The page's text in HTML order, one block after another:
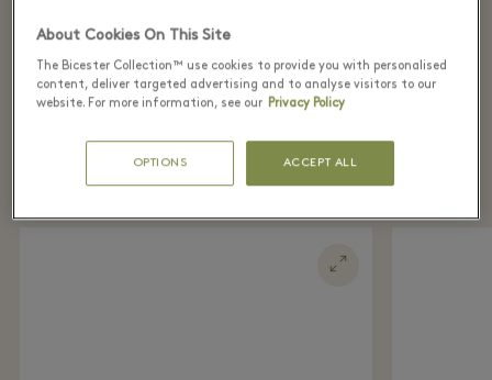
Discover at the Diptyque
boutique
Available now at La Vallée Village
About Cookies On This Site
The Bicester Collection™ use cookies to provide you with personalised
content, deliver targeted advertising and to analyse visitors to our
website. For more information, see our Privacy Policy
OPTIONS ACCEPT ALL